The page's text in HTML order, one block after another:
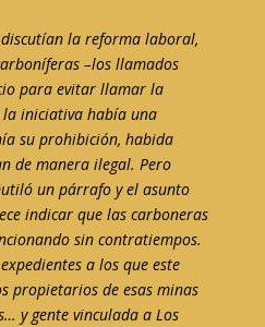
la reforma laboral,
–los llamados
para evitar llamar la
la iniciativa había una
su prohibición, habida
de manera ilegal. Pero
un párrafo y el asunto
indicar que las carboneras
sin contratiempos.
a los que este
propietarios de esas minas
y gente vinculada a Los